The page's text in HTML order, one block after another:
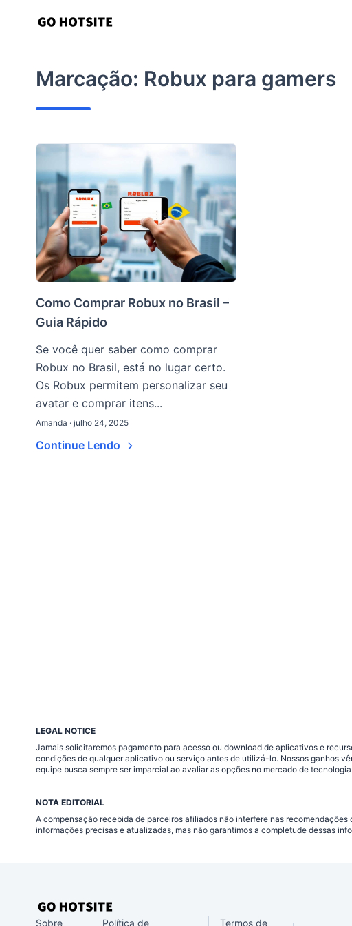
conteúdoMarcação: Robux para gamers
Como Comprar Robux no Brasil –
Guia Rápido
Se você quer saber como comprar
Robux no Brasil, está no lugar certo.
Os Robux permitem personalizar seu
avatar e comprar itens...
Amanda · julho 24, 2025
Continue Lendo
LEGAL NOTICE
Jamais solicitaremos pagamento para acesso ou download de aplicativos e
condições de qualquer aplicativo ou serviço antes de utilizá-lo. Nossos ganhos
equipe busca sempre ser imparcial ao avaliar as opções no mercado de
NOTA EDITORIAL
A compensação recebida de parceiros afiliados não interfere nas
informações precisas e atualizadas, mas não garantimos a completude dessas
Sobre Política de Termos de